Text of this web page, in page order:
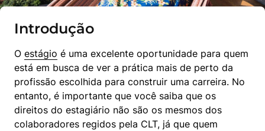
Introdução
O estágio é uma excelente oportunidade para quem
está em busca de ver a prática mais de perto da
profissão escolhida para construir uma carreira. No
entanto, é importante que você saiba que os
direitos do estagiário não são os mesmos dos
colaboradores regidos pela CLT, já que quem